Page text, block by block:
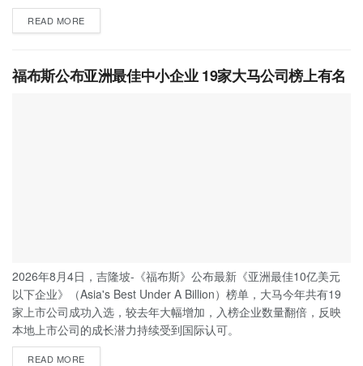
READ MORE
福布斯公布亚洲最佳中小企业 19家大马公司榜上有名
2026年8月4日，吉隆坡-《福布斯》公布最新《亚洲最佳10亿美元
以下企业》（Asia's Best Under A Billion）榜单，大马今年共有19
家上市公司成功入选，较去年大幅增加，入榜企业数量翻倍，反映
本地上市公司的成长潜力持续受到国际认可。
READ MORE